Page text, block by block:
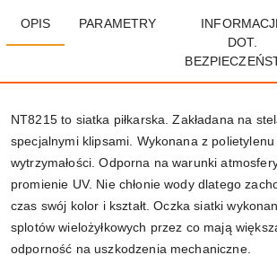
OPIS PARAMETRY
DOT.
NT8215 to siatka piłkarska. Zakładana na
specjalnymi klipsami. Wykonana z
wytrzymałości. Odporna na warunki
promienie UV. Nie chłonie wody dlatego
czas swój kolor i kształt. Oczka siatki
splotów wielożyłkowych przez co mają
odporność na uszkodzenia mechaniczne.